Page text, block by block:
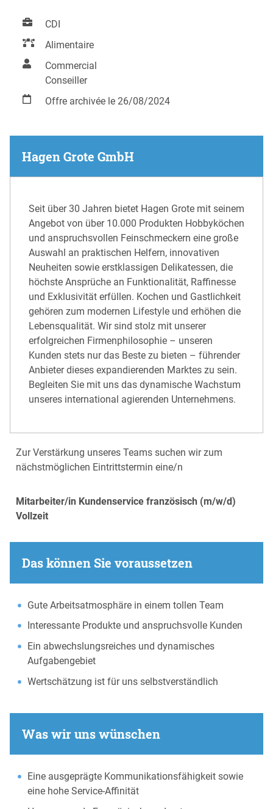
CDI
Alimentaire
Commercial
Conseiller
Offre archivée le 26/08/2024
Hagen Grote GmbH
Seit über 30 Jahren bietet Hagen Grote mit seinem
Angebot von über 10.000 Produkten Hobbyköchen
und anspruchsvollen Feinschmeckern eine große
Auswahl an praktischen Helfern, innovativen
Neuheiten sowie erstklassigen Delikatessen, die
höchste Ansprüche an Funktionalität, Raffinesse
und Exklusivität erfüllen. Kochen und Gastlichkeit
gehören zum modernen Lifestyle und erhöhen die
Lebensqualität. Wir sind stolz mit unserer
erfolgreichen Firmenphilosophie – unseren
Kunden stets nur das Beste zu bieten – führender
Anbieter dieses expandierenden Marktes zu sein.
Begleiten Sie mit uns das dynamische Wachstum
unseres international agierenden Unternehmens.
Zur Verstärkung unseres Teams suchen wir zum
nächstmöglichen Eintrittstermin eine/n
Mitarbeiter/in Kundenservice französisch (m/w/d)
Vollzeit
Das können Sie voraussetzen
Gute Arbeitsatmosphäre in einem tollen Team
Interessante Produkte und anspruchsvolle Kunden
Ein abwechslungsreiches und dynamisches
Aufgabengebiet
Wertschätzung ist für uns selbstverständlich
Was wir uns wünschen
Eine ausgeprägte Kommunikationsfähigkeit sowie
eine hohe Service-Affinität